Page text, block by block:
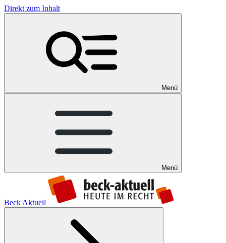
Direkt zum Inhalt
Menü
Menü
Beck Aktuell